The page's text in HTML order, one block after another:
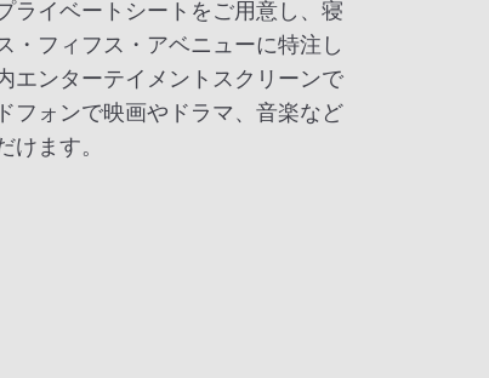
ライベートシートをご用意し、寝
・フィフス・アベニューに特注し
エンターテイメントスクリーンで
フォンで映画やドラマ、音楽など
けます。